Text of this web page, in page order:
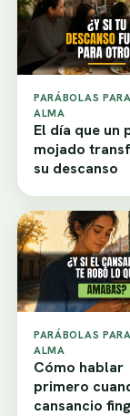
PARÁBOLAS
ALMA
El día que un
mojado
su descanso
PARÁBOLAS
ALMA
Cómo hablar
primero
cansancio